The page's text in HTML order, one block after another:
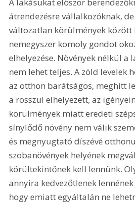
átrendezésre vállalkozóknak,
változatlan körülmények között
nemegyszer komoly gondot
elhelyezése. Növények nélkül a
nem lehet teljes. A zöld levelek
az otthon barátságos, meghitt
a rosszul elhelyezett, az
körülmények miatt eredeti
sínylődő növény nem válik
és megnyugtató díszévé
szobanövények helyének
körültekintőnek kell lennünk.
annyira kedvezőtlenek
hogy emiatt egyáltalán ne